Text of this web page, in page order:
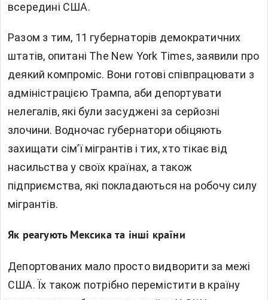
всередині США.
Разом з тим, 11 губернаторів демократичних
штатів, опитані The New York Times, заявили про
деякий компроміс. Вони готові співпрацювати з
адміністрацією Трампа, аби депортувати
нелегалів, які були засуджені за серйозні
злочини. Водночас губернатори обіцяють
захищати сім’ї мігрантів і тих, хто тікає від
насильства у своїх країнах, а також
підприємства, які покладаються на робочу силу
мігрантів.
Як реагують Мексика та інші країни
Депортованих мало просто видворити за межі
США. Їх також потрібно перемістити в країну